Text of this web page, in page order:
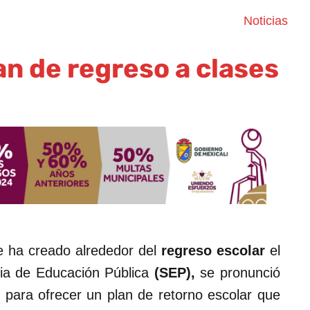
Noticias
de regreso a clases
creado alrededor del regreso escolarel
de Educación Pública (SEP), se pronunció
ofrecer un plan de retorno escolar que